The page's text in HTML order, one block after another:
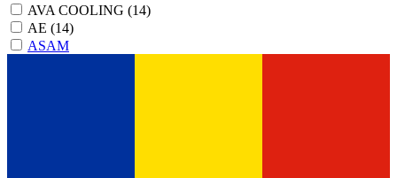
AVA COOLING (14)
AE (14)
ASAM